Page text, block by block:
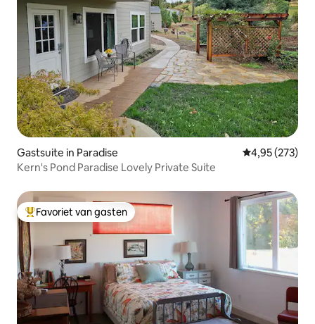
Gastsuite in Paradise Gemiddelde
4,95 (273)
Kern's Pond Paradise Lovely Private Suite
Topfavoriet van gasten
Favoriet van gasten